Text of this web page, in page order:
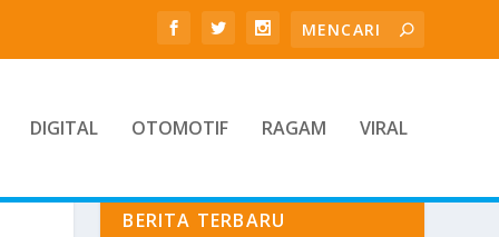
DIGITAL OTOMOTIF RAGAM VIRAL
BERITA TERBARU